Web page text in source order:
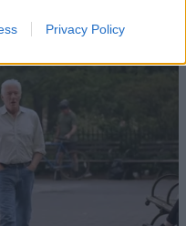
Privacy Policy
θέλουμε . Είμαστε
survivor .